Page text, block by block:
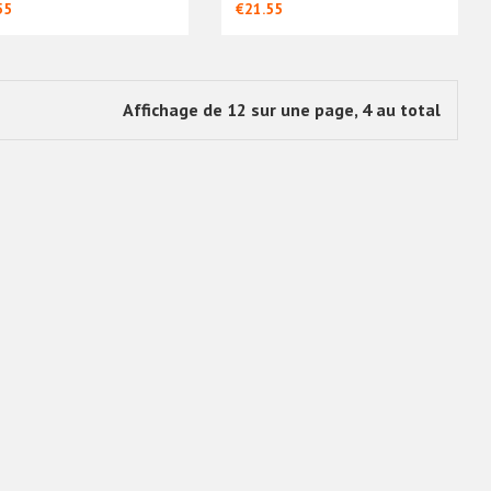
€21.55
Affichage de 12 sur une page, 4 au total